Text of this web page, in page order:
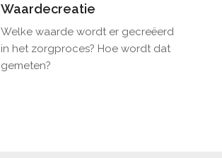
Waardecreatie
Welke waarde wordt er gecreëerd
in het zorgproces? Hoe wordt dat
gemeten?